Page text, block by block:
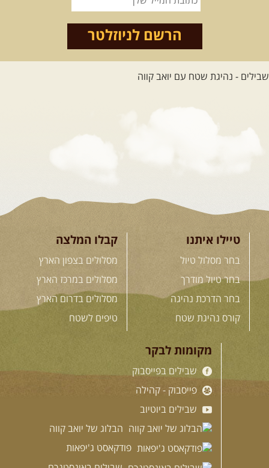
הרשם לניוזלטר
טיילו איתנו
בחר מסלול טיול
בחר טיול מודרך
בחר הדרכת נהיגה
קורס נהיגת שטח
קבלו המלצה
מסלולים בצפון הארץ
מסלולים במרכז הארץ
מסלולים בדרום הארץ
טיפים לשטח
מקומות לבקר
שבילים בפייסבוק
פייסבוק - קהילה
שבילים ביוטיוב
הבלוג של יואב קווה
פודקאסט ג'יפאות